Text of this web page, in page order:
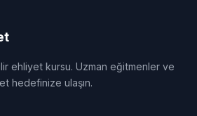
ehliyet kursu. Uzman eğitmenler ve
hedefinize ulaşın.